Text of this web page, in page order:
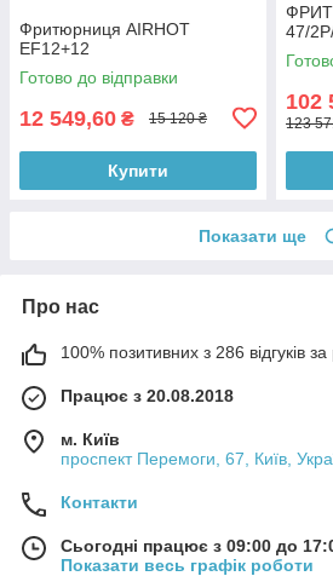
Фритюрниця AIRHOT
EF12+12
Готово до відправки
12 549,60 ₴ 15 120 ₴
Купити
47/
102
123
Показати ще
Про нас
100% позитивних з 286 відгуків за
Працює з 20.08.2018
м. Київ
проспект Перемоги, 67, Київ,
Контакти
Сьогодні працює з 09:00 до
Показати весь графік роботи